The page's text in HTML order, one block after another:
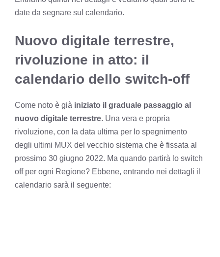
date da segnare sul calendario.
Nuovo digitale terrestre,
rivoluzione in atto: il
calendario dello switch-off
Come noto è già iniziato il graduale passaggio al
nuovo digitale terrestre. Una vera e propria
rivoluzione, con la data ultima per lo spegnimento
degli ultimi MUX del vecchio sistema che è fissata al
prossimo 30 giugno 2022. Ma quando partirà lo switch
off per ogni Regione? Ebbene, entrando nei dettagli il
calendario sarà il seguente: